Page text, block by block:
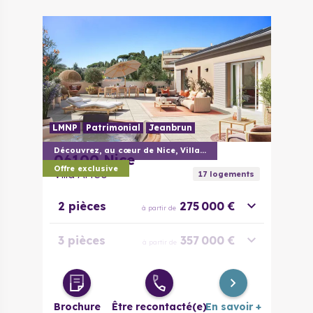
Découvrez, au cœur de Nice, Villa Arteo
Offre exclusive
LMNP Patrimonial Jeanbrun
06100 Nice
Villa Arteo 17logements
2 pièces à partir de 275 000 €
3 pièces à partir de 357 000 €
4 pièces à partir de 428 000 €
Brochure Être recontacté(e)En savoir +